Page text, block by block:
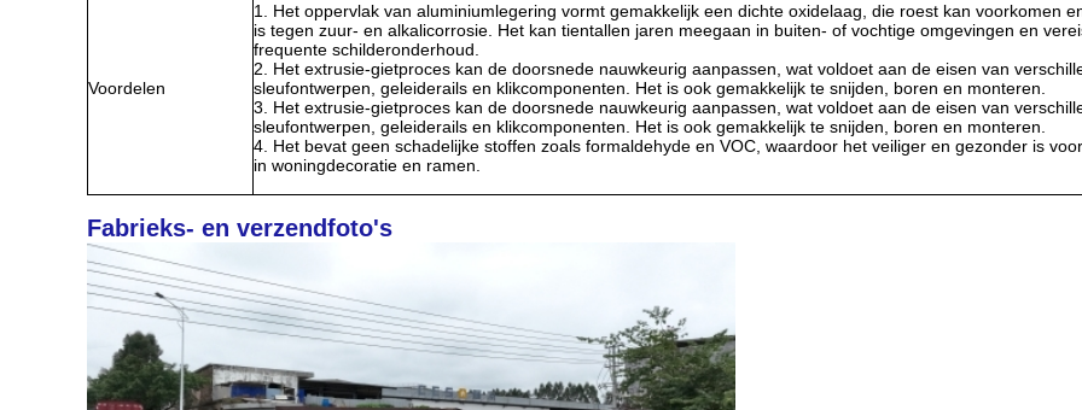
Voordelen
1. Het oppervlak van aluminiumlegering vormt gemakkelijk een dichte oxidelaag, die roest kan voorkomen
is tegen zuur- en alkalicorrosie. Het kan tientallen jaren meegaan in buiten- of vochtige omgevingen en
frequente schilderonderhoud.
2. Het extrusie-gietproces kan de doorsnede nauwkeurig aanpassen, wat voldoet aan de eisen van
sleufontwerpen, geleiderails en klikcomponenten. Het is ook gemakkelijk te snijden, boren en monteren.
3. Het extrusie-gietproces kan de doorsnede nauwkeurig aanpassen, wat voldoet aan de eisen van
sleufontwerpen, geleiderails en klikcomponenten. Het is ook gemakkelijk te snijden, boren en monteren.
4. Het bevat geen schadelijke stoffen zoals formaldehyde en VOC, waardoor het veiliger en gezonder is
in woningdecoratie en ramen.
Fabrieks- en verzendfoto's